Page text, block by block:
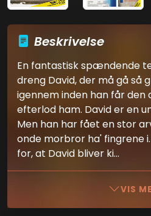
Beskrivelse
En fantastisk spændende
dreng David, der må gå så
igennem inden han får
efterlod ham. David er en
Men han har fået en stor
onde morbror ha' fingrene
for, at David bliver ki...
VIS